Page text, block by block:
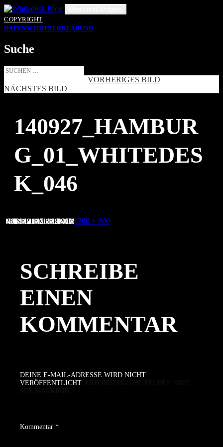
Zum
Inhalt
springen
COPYRIGHT
DATENSCHUTZERKLÄRUNG
Suche
Suche
VORHERIGES BILD
NÄCHSTES BILD
140927_HAMBUR
G_01_WHITEDES
K_046
Veröffentlicht
am
28. SEPTEMBER 2016Volle
1200 × 800
SCHREIBE
EINEN
KOMMENTAR
DEINE E-MAIL-ADRESSE WIRD NICHT
VERÖFFENTLICHT.
Kommentar *